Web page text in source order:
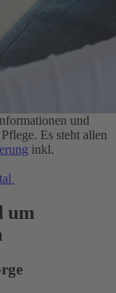
und
Es steht allen
inkl.
um